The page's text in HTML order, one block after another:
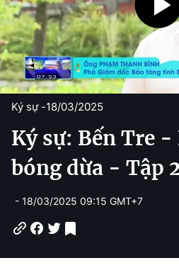
Ký sự -18/03/2025
Ký sự: Bến Tre
bóng dừa - Tập
- 18/03/2025 09:15 GMT+7